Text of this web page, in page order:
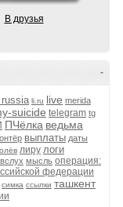
В друзья
-
russia li.ru live merida
suicide telegram tg
ПЧёлка ведьма
выплаты даты
лиру логи
мысль операция:
федерации
симка ссылки ташкент